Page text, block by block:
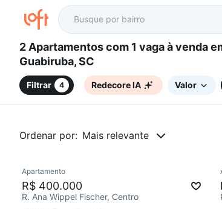
2 Apartamentos com 1 vaga à venda em Centro,
Guabiruba, SC
Filtrar 4 Redecore IA Valor
Ordenar por: Mais relevante
Apartamento
R$ 400.000
R. Ana Wippel Fischer, Centro